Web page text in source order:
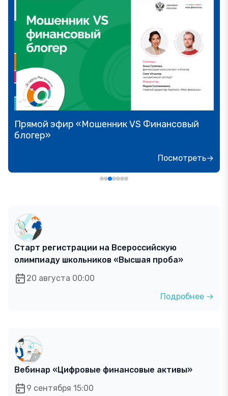
Прямой эфир «Мошенник VS Финансовый
блогер»
Посмотреть→
Старт регистрации на Всероссийскую
олимпиаду школьников «Высшая проба»
20 августа 00:00
Подробнее →
Вебинар «Цифровые финансовые активы»
9 сентября 15:00